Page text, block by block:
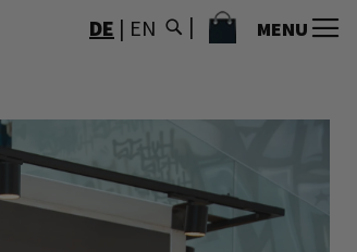
DE | EN MENU
MEIN WARENKORB